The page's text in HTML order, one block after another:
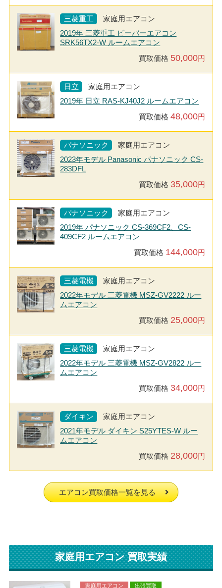
三菱重工
家庭用エアコン
2019年 三菱重工 ビーバーエアコン
SRK56TX2-W ルームエアコン
買取価格 50,000円
日立
家庭用エアコン
2019年 日立 RAS-KJ40J2 ルームエアコン
買取価格48,000円
パナソニック
家庭用エアコン
2023年モデル Panasonic パナソニック CS-
283DFL
買取価格 35,000円
パナソニック
家庭用エアコン
2019年 パナソニック CS-369CF2、CS-
409CF2 ルームエアコン
買取価格 144,000円
三菱電機
家庭用エアコン
2022年モデル 三菱電機 MSZ-GV2222 ルー
ムエアコン
買取価格 25,000円
三菱電機
家庭用エアコン
2022年モデル 三菱電機 MSZ-GV2822 ルー
ムエアコン
買取価格 34,000円
ダイキン
家庭用エアコン
2021年モデル ダイキン S25YTES-W ルー
ムエアコン
買取価格 28,000円
エアコン買取価格一覧を見る
家庭用エアコン 買取実績
家庭用エアコン
出張買取